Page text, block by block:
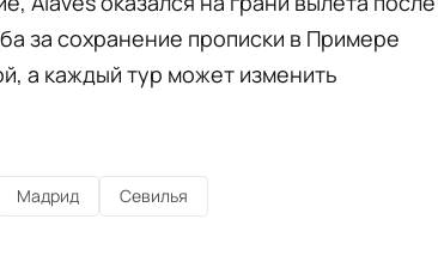
за сохранение прописки в Примере
а каждый тур может изменить
Мадрид Севилья